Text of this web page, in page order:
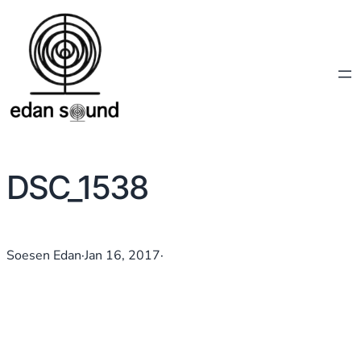
DSC_1538
Soesen Edan·Jan 16, 2017·